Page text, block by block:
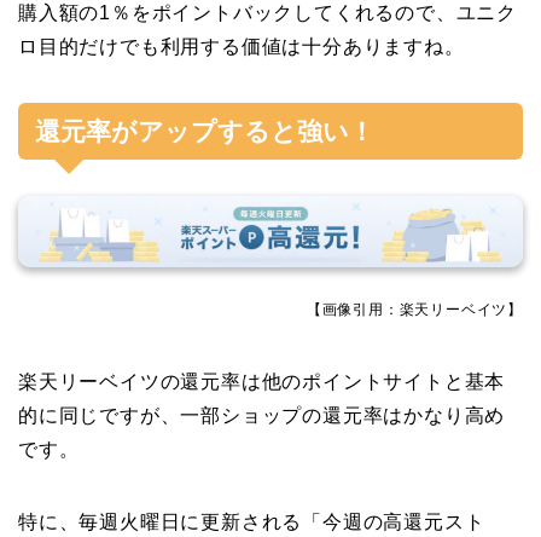
購入額の1％をポイントバックしてくれるので、ユニク
ロ目的だけでも利用する価値は十分ありますね。
還元率がアップすると強い！
【画像引用：楽天リーベイツ】
楽天リーベイツの還元率は他のポイントサイトと基本
的に同じですが、一部ショップの還元率はかなり高め
です。
特に、毎週火曜日に更新される「今週の高還元スト